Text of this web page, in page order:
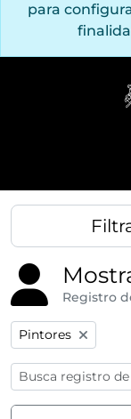
para
Registro
Remove filter:
Pintores